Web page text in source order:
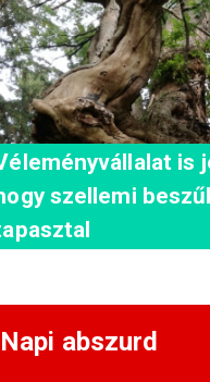
is
szellemi
Napi abszurd